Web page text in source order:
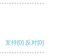
支持[0] 反对[0]